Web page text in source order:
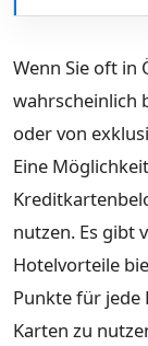
Wenn Sie oft in
wahrscheinlich
oder von
Eine
nutzen. Es gibt
Hotelvorteile
Punkte für jede
Karten zu